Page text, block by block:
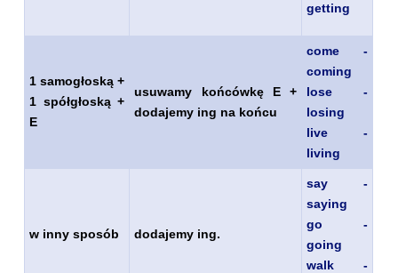
getting
1 samogłoską +
1 spółgłoską +
E
usuwamy końcówkę E +
dodajemy ing na końcu
come -
coming
lose -
losing
live -
living
w inny sposób dodajemy ing.
say -
saying
go -
going
walk -